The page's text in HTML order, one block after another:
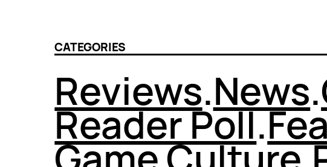
CATEGORIES
Reviews.News.
Reader Poll.